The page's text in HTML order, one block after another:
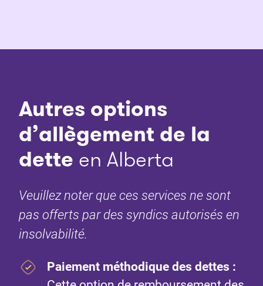
Autres options
d’allègement de la
dette en Alberta
Veuillez noter que ces services ne sont
pas offerts par des syndics autorisés en
insolvabilité.
Paiement méthodique des dettes :